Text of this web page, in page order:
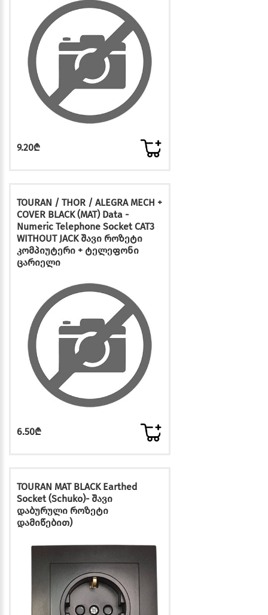
9.20₾
TOURAN / THOR / ALEGRA MECH +
COVER BLACK (MAT) Data -
Numeric Telephone Socket CAT3
WITHOUT JACK შავი როზეტი
კომპიუტერი + ტელეფონი
ცარიელი
6.50₾
TOURAN MAT BLACK Earthed
Socket (Schuko)- შავი
დაბურული როზეტი
დამიწებით)